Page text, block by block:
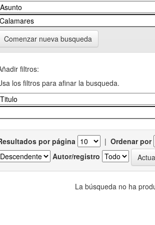
Comenzar nueva busqueda
filtros:
los filtros para afinar la busqueda.
por página | Ordenar por
Autor/registro
La búsqueda no ha